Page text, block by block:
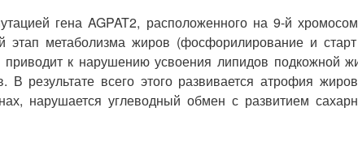
гена AGPAT2, расположенного на 9-й
метаболизма жиров (фосфорилирование и
к нарушению усвоения липидов подкожной
результате всего этого развивается атрофия
нарушается углеводный обмен с развитием